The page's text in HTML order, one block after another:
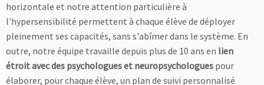
horizontale et notre attention particulière à
l'hypersensibilité permettent à chaque élève de déployer
pleinement ses capacités, sans s'abîmer dans le système. En
outre, notre équipe travaille depuis plus de 10 ans en lien
étroit avec des psychologues et neuropsychologues pour
élaborer, pour chaque élève, un plan de suivi personnalisé